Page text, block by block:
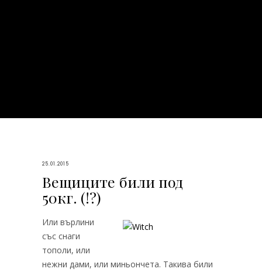
25.01.2015
Вещиците били под
50кг. (!?)
Или върлини
със снаги
тополи, или
нежни дами, или миньончета. Такива били